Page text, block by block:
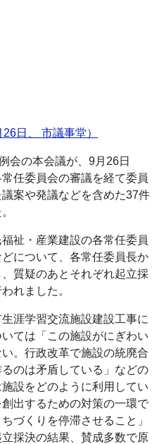
日、 市議事堂）
会の本会議が、9月26日
任委員会の審議を経て委員
案や発議などを含めた37件
祉・産業建設の各常任委員
について、各常任委員長か
質疑のあとそれぞれ起立採
れました。
涯学習交流施設建設工事に
ては「この施設がにぎわい
。行政改革で施設の統廃合
のは矛盾している」などの
設をどのように利用してい
出するための対策の一環で
づくりを停滞させること」
採決の結果、賛成多数で原